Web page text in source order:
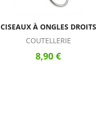
CISEAUX À ONGLES DROITS
COUTELLERIE
8,90 €